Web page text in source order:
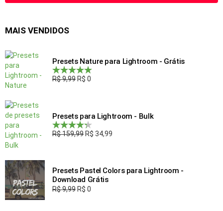
MAIS VENDIDOS
Presets Nature para Lightroom - Grátis
Avaliação
R$9,99 R$ 0
Presets para Lightroom - Bulk
Avaliação
R$159,99 R$ 34,99
Presets Pastel Colors para Lightroom -
Download Grátis
R$9,99 R$ 0